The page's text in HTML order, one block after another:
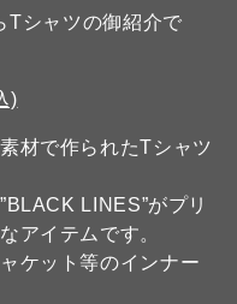
シャツの御紹介で
)
材で作られたTシャツ
LINES”がプリ
アイテムです。
ケット等のインナー